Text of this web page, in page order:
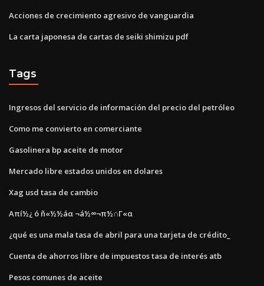
Acciones de crecimiento agresivo de vanguardia
La carta japonesa de cartas de seiki shimizu pdf
Tags
Ingresos del servicio de información del precio del petróleo
Como me convierto en comerciante
Gasolinera bp aceite de motor
Mercado libre estados unidos en dolares
Xag usd tasa de cambio
Απí½¿ ó ñ«½½áα ¬á½∞¬π½∩Γ«α
¿qué es una mala tasa de abril para una tarjeta de crédito_
Cuenta de ahorros libre de impuestos tasa de interés atb
Pesos comunes de aceite